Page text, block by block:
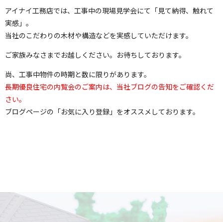
アイナイ工務店では、工事中の現場見学会にて「見て納得、触れて
実感」。
当社のこだわりの木材や構造などを実感していただけます。
ご家族みなさまでお越しください。お待ちしております。
尚、工事中物件の時期と数に限りがあります。
長期優良住宅の内覧会のご案内は、当社ブログの告知をご確認くだ
さい。
ブログページの「お気に入り登録」をオススメしております。